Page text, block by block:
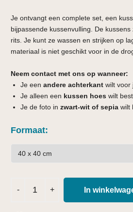
Je ontvangt een complete set, een
bijpassende kussenvulling. De
rits. Je kunt ze wassen en strijken op
materiaal is niet geschikt voor in de
Neem contact met ons op wanneer:
Je eenandere achterkant wilt voor
Je alleen een kussen hoes wilt
Je de foto inzwart-wit of sepia wilt
Formaat
In